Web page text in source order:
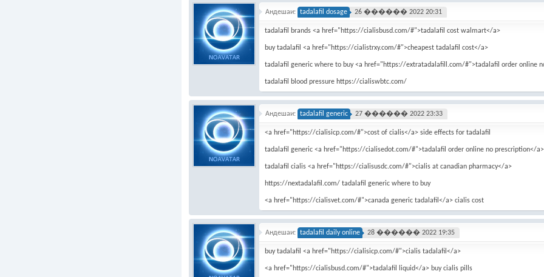
Андешаи: tadalafil dosage 26 ������ 2022 20:31
tadalafil brands <a href="https://cialisbusd.com/#">tadalafil cost walmart</a>
buy tadalafil <a href="https://cialistrxy.com/#">cheapest tadalafil cost</a>
tadalafil generic where to buy <a href="https://extratadalafill.com/#">tadalafil order online
tadalafil blood pressure https://cialiswbtc.com/
Андешаи: tadalafil generic 27 ������ 2022 23:33
<a href="https://cialisicp.com/#">cost of cialis</a> side effects for tadalafil
tadalafil generic <a href="https://cialisedot.com/#">tadalafil order online no prescription</a>
tadalafil cialis <a href="https://cialisusdc.com/#">cialis at canadian pharmacy</a>
https://nextadalafil.com/ tadalafil generic where to buy
<a href="https://cialisvet.com/#">canada generic tadalafil</a> cialis cost
Андешаи: tadalafil daily online 28 ������ 2022 19:35
buy tadalafil <a href="https://cialisicp.com/#">cialis tadalafil</a>
<a href="https://cialisbusd.com/#">tadalafil liquid</a> buy cialis pills